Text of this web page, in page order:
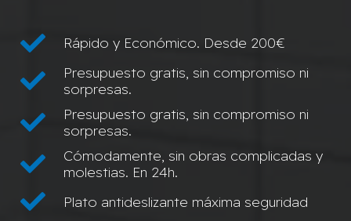
Rápido y Económico. Desde 200€
Presupuesto gratis, sin compromiso ni
sorpresas.
Presupuesto gratis, sin compromiso ni
sorpresas.
Cómodamente, sin obras complicadas y
molestias. En 24h.
Plato antideslizante máxima seguridad